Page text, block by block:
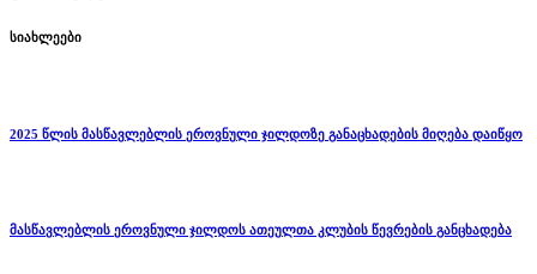
სიახლეები
2025 წლის მასწავლებლის ეროვნული ჯილდოზე განაცხადების მიღება დაიწყო
მასწავლებლის ეროვნული ჯილდოს ათეულთა კლუბის წევრების განცხადება